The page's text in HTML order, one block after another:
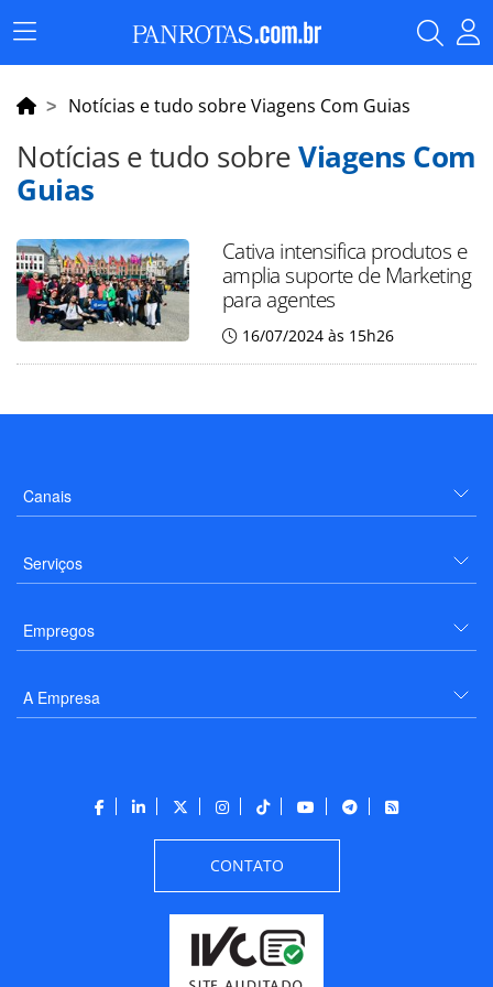
Menu
Principal
Notícias e tudo sobre Viagens Com Guias
Notícias e tudo sobreViagens Com
Guias
Cativa intensifica produtos e
amplia suporte de Marketing
para agentes
16/07/2024 às 15h26
Canais
Serviços
Empregos
A Empresa
CONTATO